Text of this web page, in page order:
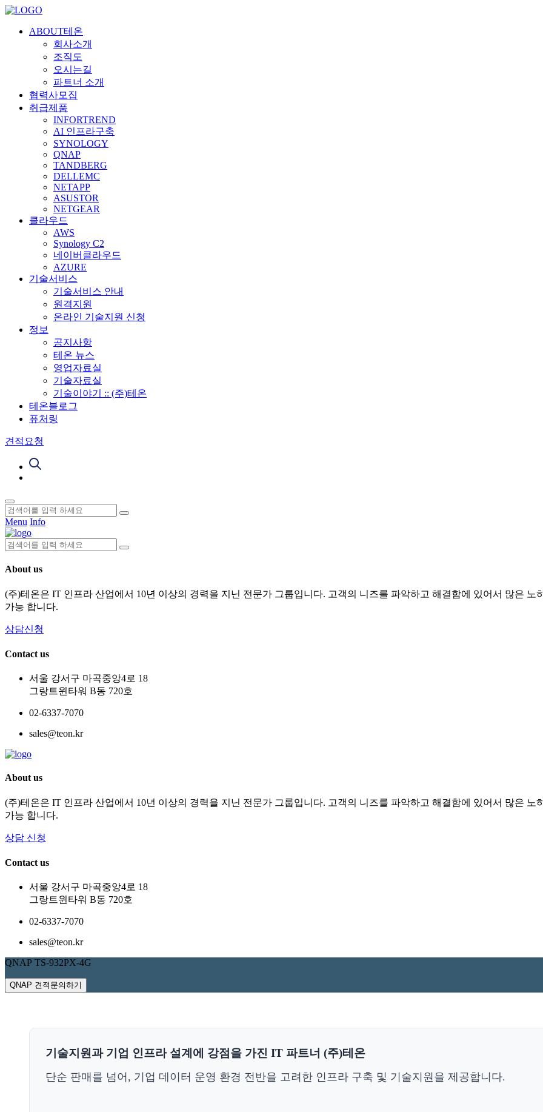
ABOUT테온
회사소개
조직도
오시는길
파트너 소개
협력사모집
취급제품
INFORTREND
AI 인프라구축
SYNOLOGY
QNAP
TANDBERG
DELLEMC
NETAPP
ASUSTOR
NETGEAR
클라우드
AWS
Synology C2
네이버클라우드
AZURE
기술서비스
기술서비스 안내
원격지원
온라인 기술지원 신청
정보
공지사항
테온 뉴스
영업자료실
기술자료실
기술이야기 :: (주)테온
테온블로그
퓨처링
견적요청
Menu Info
About us
(주)테온은 IT 인프라 산업에서 10년 이상의 경력을 지닌 전문가 그룹입니다. 고객의 니즈를 파악하고 해결함에 있어서 많은
가능 합니다.
상담신청
Contact us
서울 강서구 마곡중앙4로 18
그랑트윈타워 B동 720호
02-6337-7070
sales@teon.kr
About us
(주)테온은 IT 인프라 산업에서 10년 이상의 경력을 지닌 전문가 그룹입니다. 고객의 니즈를 파악하고 해결함에 있어서 많은
가능 합니다.
상담 신청
Contact us
서울 강서구 마곡중앙4로 18
그랑트윈타워 B동 720호
02-6337-7070
sales@teon.kr
QNAP TS-932PX-4G
QNAP 견적문의하기
기술지원과 기업 인프라 설계에 강점을 가진 IT 파트너 (주)테온
단순 판매를 넘어, 기업 데이터 운영 환경 전반을 고려한 인프라 구축 및 기술지원을 제공합니다.